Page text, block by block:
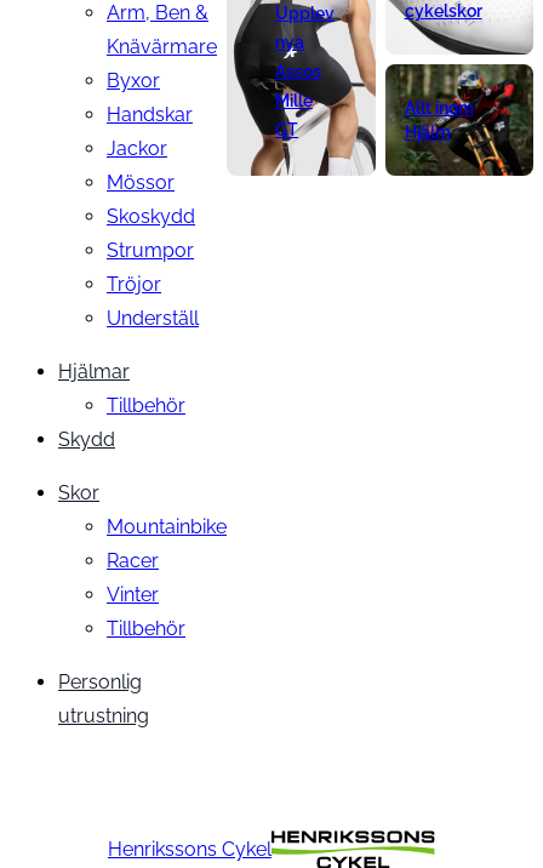
Arm, Ben &
Knävärmare
Byxor
Handskar
Jackor
Mössor
Skoskydd
Strumpor
Tröjor
Underställ
Hjälmar
Tillbehör
Skydd
Skor
Mountainbike
Racer
Vinter
Tillbehör
Personlig
utrustning
Upplev
nya
Assos
Mille
GT
cykelskor
Allt inom
Hjälm
Henrikssons Cykel